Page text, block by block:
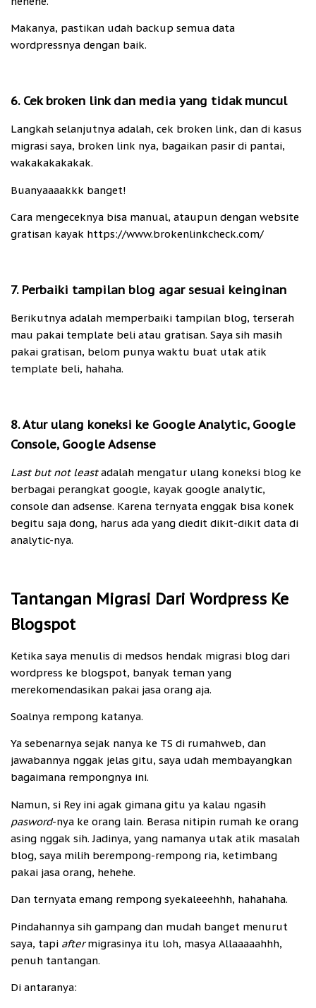
Makanya, pastikan udah backup semua data
wordpressnya dengan baik.
6. Cek broken link dan media yang tidak muncul
Langkah selanjutnya adalah, cek broken link, dan di kasus
migrasi saya, broken link nya, bagaikan pasir di pantai,
wakakakakakak.
Buanyaaaakkk banget!
Cara mengeceknya bisa manual, ataupun dengan website
gratisan kayak https://www.brokenlinkcheck.com/
7. Perbaiki tampilan blog agar sesuai keinginan
Berikutnya adalah memperbaiki tampilan blog, terserah
mau pakai template beli atau gratisan. Saya sih masih
pakai gratisan, belom punya waktu buat utak atik
template beli, hahaha.
8. Atur ulang koneksi ke Google Analytic, Google
Console, Google Adsense
Last but not leastadalah mengatur ulang koneksi blog ke
berbagai perangkat google, kayak google analytic,
console dan adsense. Karena ternyata enggak bisa konek
begitu saja dong, harus ada yang diedit dikit-dikit data di
analytic-nya.
Tantangan Migrasi Dari Wordpress Ke
Blogspot
Ketika saya menulis di medsos hendak migrasi blog dari
wordpress ke blogspot, banyak teman yang
merekomendasikan pakai jasa orang aja.
Soalnya rempong katanya.
Ya sebenarnya sejak nanya ke TS di rumahweb, dan
jawabannya nggak jelas gitu, saya udah membayangkan
bagaimana rempongnya ini.
Namun, si Rey ini agak gimana gitu ya kalau ngasih
pasword-nya ke orang lain. Berasa nitipin rumah ke orang
asing nggak sih. Jadinya, yang namanya utak atik masalah
blog, saya milih berempong-rempong ria, ketimbang
pakai jasa orang, hehehe.
Dan ternyata emang rempong syekaleeehhh, hahahaha.
Pindahannya sih gampang dan mudah banget menurut
saya, tapi aftermigrasinya itu loh, masya Allaaaaahhh,
penuh tantangan.
Di antaranya: